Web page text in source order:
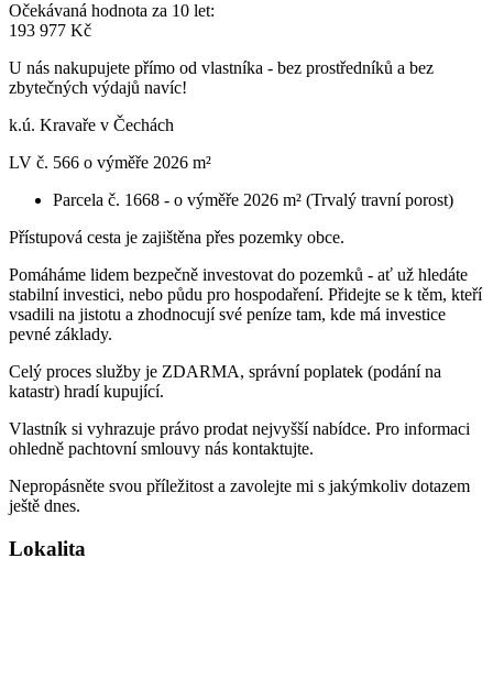
Očekávaná hodnota za 10 let:
193 977 Kč
U nás nakupujete přímo od vlastníka - bez prostředníků a bez
zbytečných výdajů navíc!
k.ú. Kravaře v Čechách
LV č. 566 o výměře 2026 m²
Parcela č. 1668 - o výměře 2026 m² (Trvalý travní porost)
Přístupová cesta je zajištěna přes pozemky obce.
Pomáháme lidem bezpečně investovat do pozemků - ať už hledáte
stabilní investici, nebo půdu pro hospodaření. Přidejte se k těm, kteří
vsadili na jistotu a zhodnocují své peníze tam, kde má investice
pevné základy.
Celý proces služby je ZDARMA, správní poplatek (podání na
katastr) hradí kupující.
Vlastník si vyhrazuje právo prodat nejvyšší nabídce. Pro informaci
ohledně pachtovní smlouvy nás kontaktujte.
Nepropásněte svou příležitost a zavolejte mi s jakýmkoliv dotazem
ještě dnes.
Lokalita